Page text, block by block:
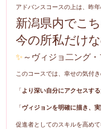
アドバンスコースの上は、昨
新潟県内でこ
今の所私だけ
✨ ～ヴィジョ二ング
このコースでは、幸せの気付
「より深い自分にアクセスす
「ヴィジョンを明確に描き、
促進者としてのスキルを高めて